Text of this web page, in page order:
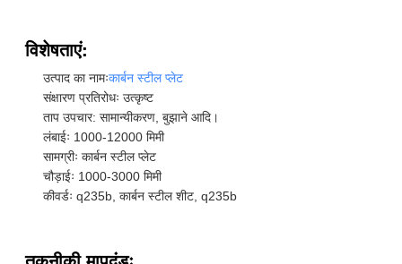
विशेषताएं:
उत्पाद का नामःकार्बन स्टील प्लेट
संक्षारण प्रतिरोधः उत्कृष्ट
ताप उपचार: सामान्यीकरण, बुझाने आदि।
लंबाईः 1000-12000 मिमी
सामग्रीः कार्बन स्टील प्लेट
चौड़ाईः 1000-3000 मिमी
कीवर्डः q235b, कार्बन स्टील शीट, q235b